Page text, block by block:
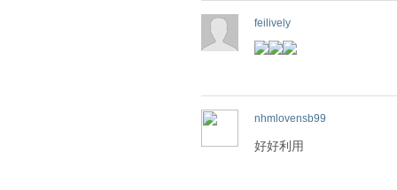
feilively
nhmlovensb99
好好利用